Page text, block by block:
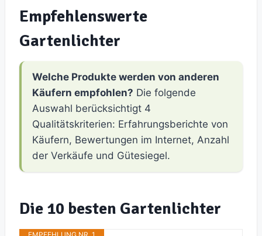
Empfehlenswerte
Gartenlichter
Welche Produkte werden von anderen
Käufern empfohlen? Die folgende
Auswahl berücksichtigt 4
Qualitätskriterien: Erfahrungsberichte von
Käufern, Bewertungen im Internet, Anzahl
der Verkäufe und Gütesiegel.
Die 10 besten Gartenlichter